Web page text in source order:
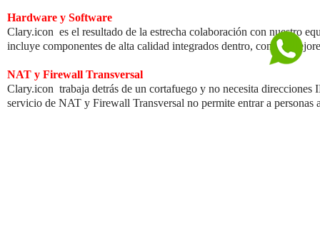
Hardware y Software
Clary.icon es el resultado de la estrecha colaboración con nuestro
incluye componentes de alta calidad integrados dentro, con las
NAT y Firewall Transversal
Clary.icon trabaja detrás de un cortafuego y no necesita
servicio de NAT y Firewall Transversal no permite entrar a personas